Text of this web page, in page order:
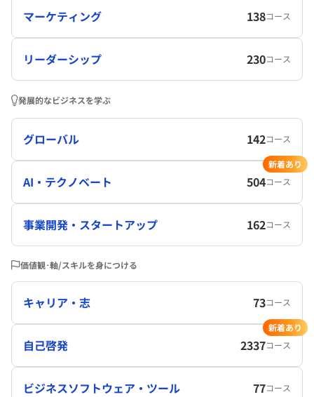
マーケティング 138コース
リーダーシップ 230コース
発展的なビジネスを学ぶ
グローバル 142コース
AI・テクノベート 504コース
新着あり
事業開発・スタートアップ 162コース
価値観･軸/スキルを身につける
キャリア・志 73コース
自己啓発 2337コース
新着あり
ビジネスソフトウェア・ツール 77コース